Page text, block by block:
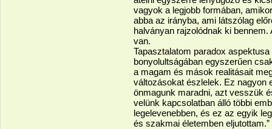
vagyok a legjobb formában,
abba az irányba, ami látszólag
halványan rajzolódnak ki
van.
Tapasztalatom paradox
bonyolultságában egyszerűen
a magam és mások realitásait
változásokat észlelek. Ez nagyon
önmagunk maradni, azt vesszük
velünk kapcsolatban álló többi
legelevenebben, és ez az egyik
és szakmai életemben eljutottam.”